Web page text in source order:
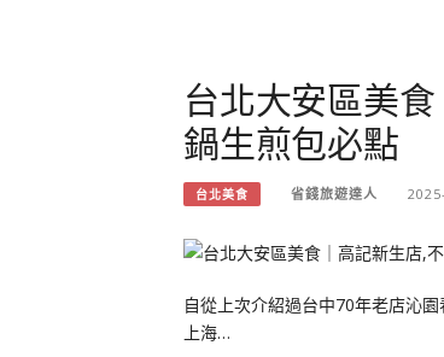
台北大安區美
鍋生煎包必點
台北美食 省錢旅遊達人
自從上次介紹過台中70年老店沁
上海…